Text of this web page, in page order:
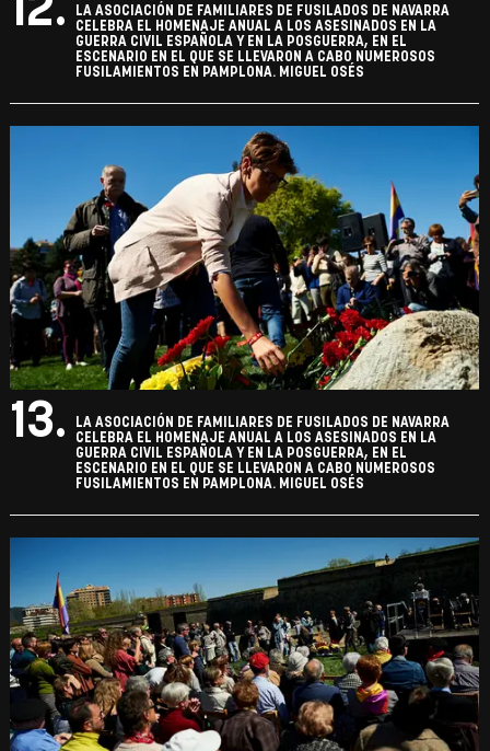
12.
LA ASOCIACIÓN DE FAMILIARES DE FUSILADOS DE NAVARRA
CELEBRA EL HOMENAJE ANUAL A LOS ASESINADOS EN LA
GUERRA CIVIL ESPAÑOLA Y EN LA POSGUERRA, EN EL
ESCENARIO EN EL QUE SE LLEVARON A CABO NUMEROSOS
FUSILAMIENTOS EN PAMPLONA. MIGUEL OSÉS
13.
LA ASOCIACIÓN DE FAMILIARES DE FUSILADOS DE NAVARRA
CELEBRA EL HOMENAJE ANUAL A LOS ASESINADOS EN LA
GUERRA CIVIL ESPAÑOLA Y EN LA POSGUERRA, EN EL
ESCENARIO EN EL QUE SE LLEVARON A CABO NUMEROSOS
FUSILAMIENTOS EN PAMPLONA. MIGUEL OSÉS